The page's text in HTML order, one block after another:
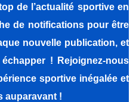
de l’actualité sportive en
de notifications pour être
nouvelle publication, et
! Rejoignez-nous
sportive inégalée et
auparavant !